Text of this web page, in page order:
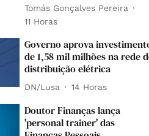
Tomás Gonçalves Pereira
11 Horas
Governo aprova
de 1,58 mil milhões na rede
distribuição elétrica
DN/Lusa 14 Horas
Doutor Finanças lança
'personal trainer' das